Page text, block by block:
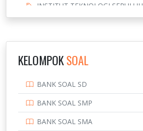
INSTITUT TEKNOLOGI SEPULUH
NOVEMBER
KELOMPOKSOAL
BANK SOAL SD
BANK SOAL SMP
BANK SOAL SMA